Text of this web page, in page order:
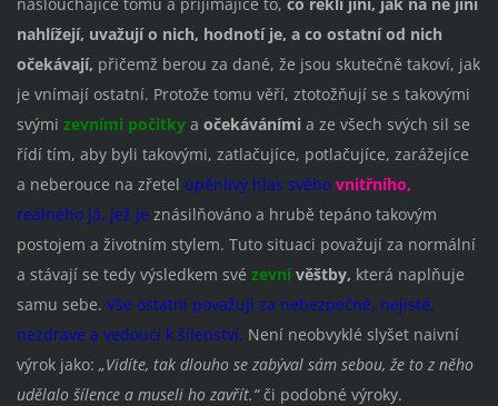
nahlížejí, uvažují o nich, hodnotí je, a co ostatní od nich
očekávají, přičemž berou za dané, že jsou skutečně takoví, jak
je vnímají ostatní. Protože tomu věří, ztotožňují se s takovými
svými zevními počitkya očekáváními a ze všech svých sil se
řídí tím, aby byli takovými, zatlačujíce, potlačujíce, zarážejíce
a neberouce na zřetel úpěnlivý hlas svého vnitřního,
reálného já, jež je znásilňováno a hrubě tepáno takovým
postojem a životním stylem. Tuto situaci považují za normální
a stávají se tedy výsledkem své zevnívěštby, která naplňuje
samu sebe. Vše ostatní považují za nebezpečné, nejisté,
nezdravé a vedoucí k šílenství. Není neobvyklé slyšet naivní
výrok jako: „Vidíte, tak dlouho se zabýval sám sebou, že to z něho
udělalo šílence a museli ho zavřít.“či podobné výroky.